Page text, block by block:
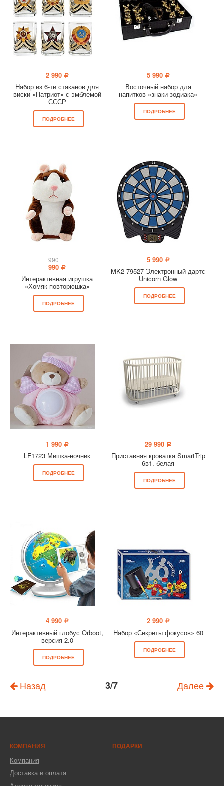
2 990 a
Набор из 6-ти стаканов для
виски «Патриот» с эмблемой
СССР
ПОДРОБНЕЕ
5 990 a
Восточный набор для
напитков «знаки зодиака»
ПОДРОБНЕЕ
990
990 a
Интерактивная игрушка
«Хомяк повторюшка»
ПОДРОБНЕЕ
5 990 a
MK2 79527 Электронный дартс
Unicorn Glow
ПОДРОБНЕЕ
1 990 a
LF1723 Мишка-ночник
ПОДРОБНЕЕ
29 990 a
Приставная кроватка SmartTrip
6в1. белая
ПОДРОБНЕЕ
4 990 a
Интерактивный глобус Orboot,
версия 2.0
ПОДРОБНЕЕ
2 990 a
Набор «Секреты фокусов» 60
ПОДРОБНЕЕ
Назад 3/7 Далее
КОМПАНИЯ
Компания
Доставка и оплата
ПОДАРКИ